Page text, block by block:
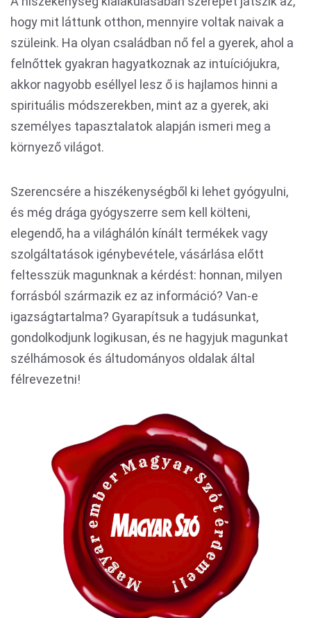
hogy mit láttunk otthon, mennyire voltak naivak a
szüleink. Ha olyan családban nő fel a gyerek, ahol a
felnőttek gyakran hagyatkoznak az intuíciójukra,
akkor nagyobb eséllyel lesz ő is hajlamos hinni a
spirituális módszerekben, mint az a gyerek, aki
személyes tapasztalatok alapján ismeri meg a
környező világot.
Szerencsére a hiszékenységből ki lehet gyógyulni,
és még drága gyógyszerre sem kell költeni,
elegendő, ha a világhálón kínált termékek vagy
szolgáltatások igénybevétele, vásárlása előtt
feltesszük magunknak a kérdést: honnan, milyen
forrásból származik ez az információ? Van-e
igazságtartalma? Gyarapítsuk a tudásunkat,
gondolkodjunk logikusan, és ne hagyjuk magunkat
szélhámosok és áltudományos oldalak által
félrevezetni!